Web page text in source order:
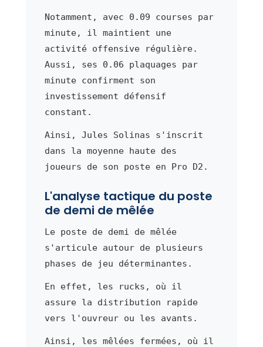
Notamment, avec 0.09 courses par
minute, il maintient une
activité offensive régulière.
Aussi, ses 0.06 plaquages par
minute confirment son
investissement défensif
constant.
Ainsi, Jules Solinas s'inscrit
dans la moyenne haute des
joueurs de son poste en Pro D2.
L'analyse tactique du poste
de demi de mêlée
Le poste de demi de mêlée
s'articule autour de plusieurs
phases de jeu déterminantes.
En effet, les rucks, où il
assure la distribution rapide
vers l'ouvreur ou les avants.
Ainsi, les mêlées fermées, où il